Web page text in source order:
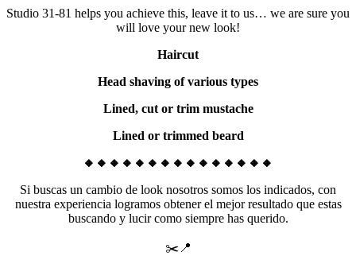
Studio 31-81 helps you achieve this, leave it to us… we are sure you
will love your new look!
Haircut
Head shaving of various types
Lined, cut or trim mustache
Lined or trimmed beard
🔸🔸🔸🔸🔸🔸🔸🔸🔸🔸🔸🔸🔸🔸🔸
Si buscas un cambio de look nosotros somos los indicados, con
nuestra experiencia logramos obtener el mejor resultado que estas
buscando y lucir como siempre has querido.
✂️📍